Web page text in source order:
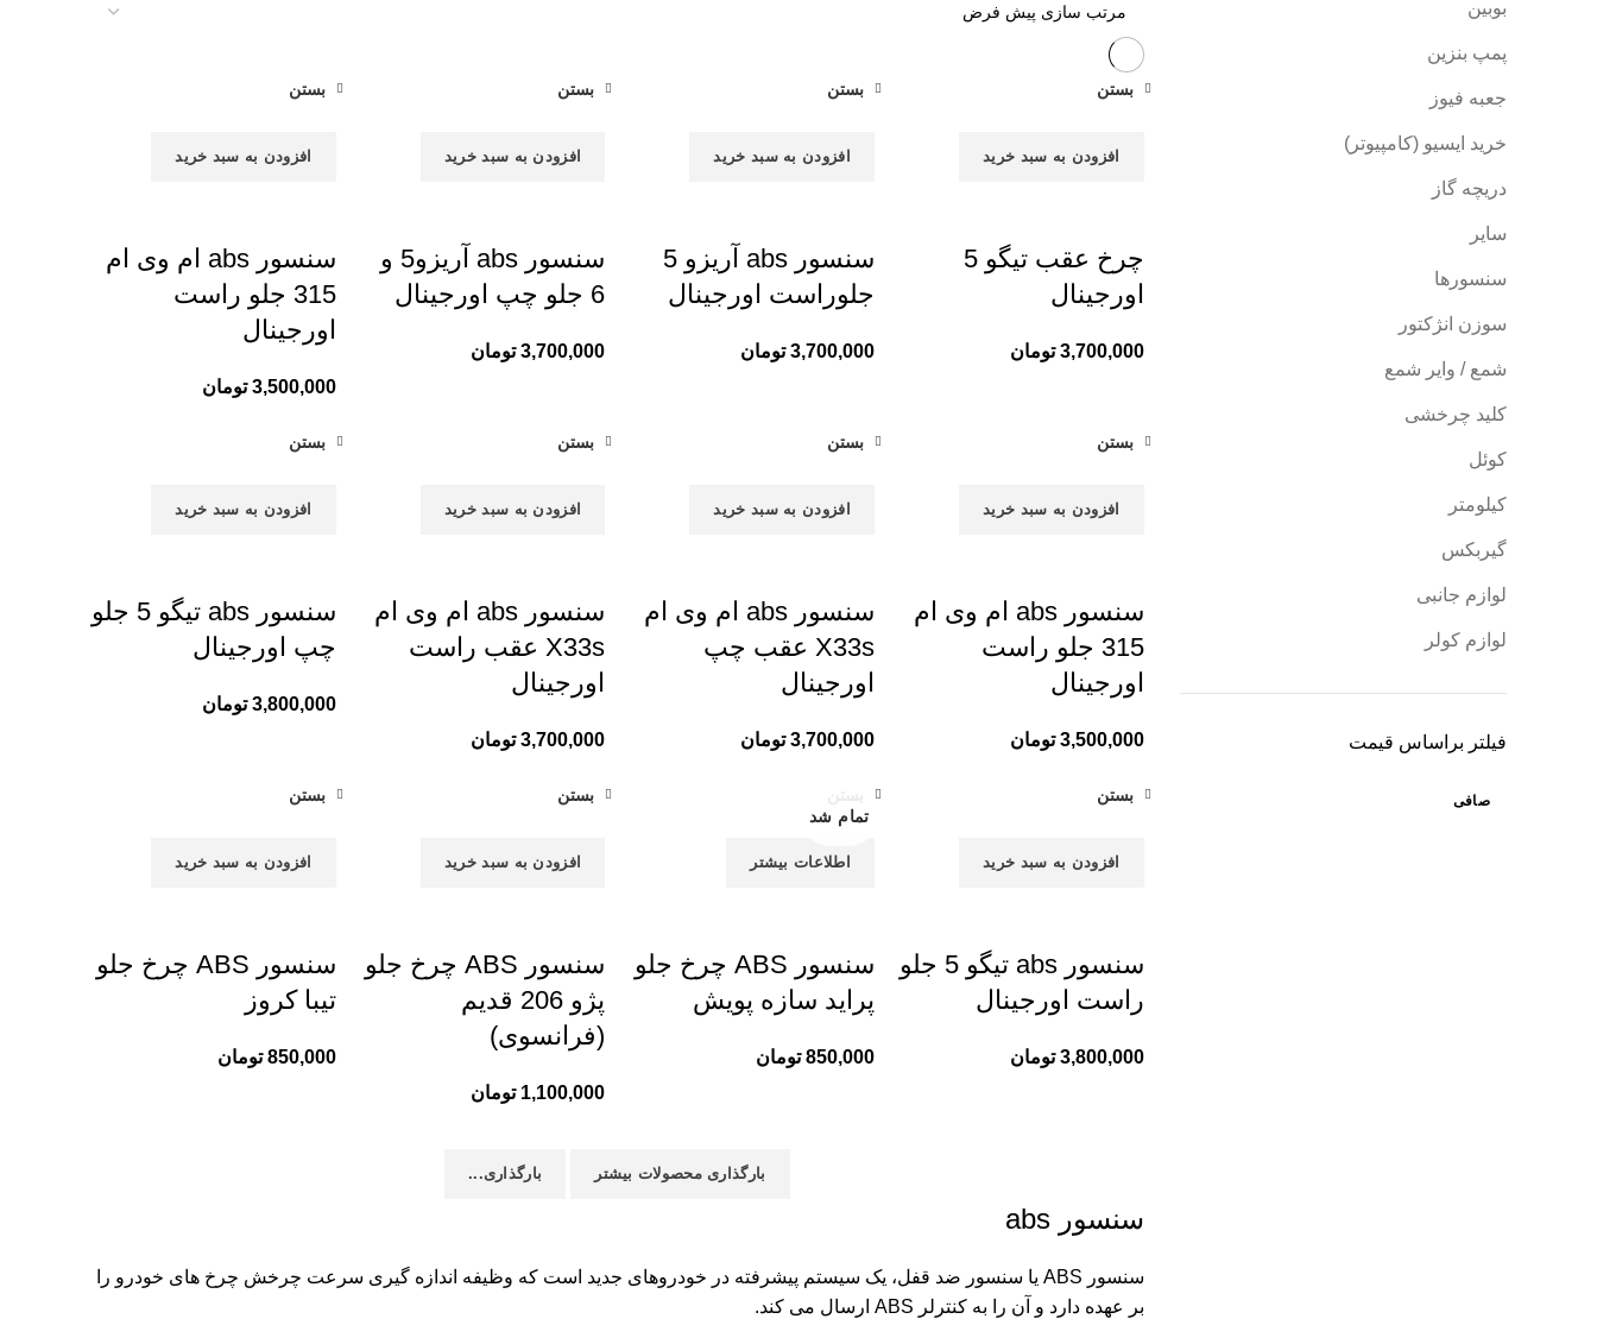
بوبین
پمپ بنزین
جعبه فیوز
خرید ایسیو (کامپیوتر)
دریچه گاز
سایر
سنسورها
سوزن انژکتور
شمع / وایر شمع
کلید چرخشی
کوئل
کیلومتر
گیربکس
لوازم جانبی
لوازم کولر
فیلتر براساس قیمت
صافی
افزودن به سبد خرید
بستن
چرخ عقب تیگو 5
اورجینال
3,700,000 تومان
افزودن به سبد خرید
بستن
سنسور abs آریزو 5
جلوراست اورجینال
3,700,000 تومان
افزودن به سبد خرید
بستن
سنسور abs آریزو5 و
6 جلو چپ اورجینال
3,700,000 تومان
افزودن به سبد خرید
بستن
سنسور abs ام وی ام
315 جلو راست
اورجینال
3,500,000 تومان
افزودن به سبد خرید
بستن
سنسور abs ام وی ام
315 جلو راست
اورجینال
3,500,000 تومان
افزودن به سبد خرید
بستن
سنسور abs ام وی ام
X33s عقب چپ
اورجینال
3,700,000 تومان
افزودن به سبد خرید
بستن
سنسور abs ام وی ام
X33s عقب راست
اورجینال
3,700,000 تومان
افزودن به سبد خرید
بستن
سنسور abs تیگو 5 جلو
چپ اورجینال
3,800,000 تومان
افزودن به سبد خرید
بستن
سنسور abs تیگو 5 جلو
راست اورجینال
3,800,000 تومان
تمام شد
اطلاعات بیشتر
سنسور ABS چرخ جلو
پراید سازه پویش
850,000 تومان
افزودن به سبد خرید
بستن
سنسور ABS چرخ جلو
پژو 206 قدیم
(فرانسوی)
1,100,000 تومان
افزودن به سبد خرید
بستن
سنسور ABS چرخ جلو
تیبا کروز
850,000 تومان
بارگذاری محصولات بیشتر بارگذاری...
سنسور abs
سنسور ABS یا سنسور ضد قفل، یک سیستم پیشرفته در خودروهای جدید است که وظیفه اندازه گیری سرعت چرخش چرخ های خودرو را
بر عهده دارد و آن را به کنترلر ABS ارسال می کند
.